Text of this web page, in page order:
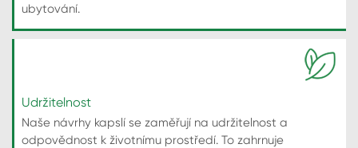
ubytování.
Udržitelnost
Naše návrhy kapslí se zaměřují na udržitelnost a
odpovědnost k životnímu prostředí. To zahrnuje